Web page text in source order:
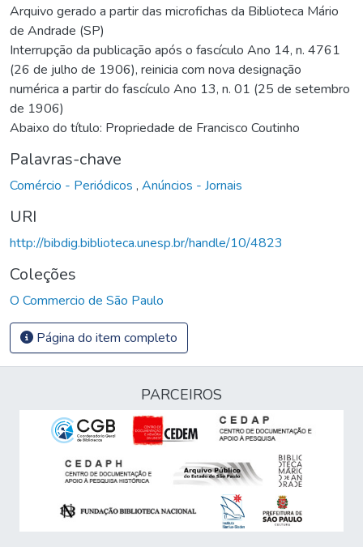
Arquivo gerado a partir das microfichas da Biblioteca Mário
de Andrade (SP)
Interrupção da publicação após o fascículo Ano 14, n. 4761
(26 de julho de 1906), reinicia com nova designação
numérica a partir do fascículo Ano 13, n. 01 (25 de setembro
de 1906)
Abaixo do título: Propriedade de Francisco Coutinho
Palavras-chave
Comércio - Periódicos , Anúncios - Jornais
URI
http://bibdig.biblioteca.unesp.br/handle/10/4823
Coleções
O Commercio de São Paulo
Página do item completo
PARCEIROS